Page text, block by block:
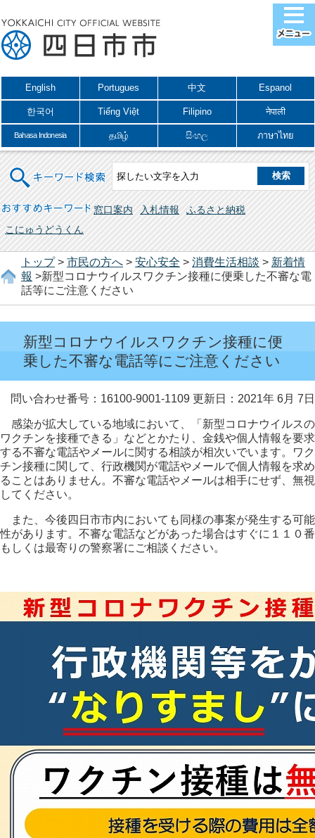
English Portugues 中文 Espanol
한국어 Tiếng Việt Filipino नेपाली
Bahasa Indonesia தமிழ் සිංහල ภาษาไทย
キーワード検索
おすすめキーワード 窓口案内 入札情報
ふるさと納税
こにゅうどうくん
トップ> 市民の方へ > 安心安全 > 消費生活相談 > 新着情
報 >新型コロナウイルスワクチン接種に便乗した不審な電
話等にご注意ください
新型コロナウイルスワクチン接種に便
乗した不審な電話等にご注意ください
問い合わせ番号：16100-9001-1109 更新日：2021年 6月 7日
感染が拡大している地域において、「新型コロナウイルスの
ワクチンを接種できる」などとかたり、金銭や個人情報を要求
する不審な電話やメールに関する相談が相次いでいます。ワク
チン接種に関して、行政機関が電話やメールで個人情報を求め
ることはありません。不審な電話やメールは相手にせず、無視
してください。
また、今後四日市市内においても同様の事案が発生する可能
性があります。不審な電話などがあった場合はすぐに１１０番
もしくは最寄りの警察署にご相談ください。